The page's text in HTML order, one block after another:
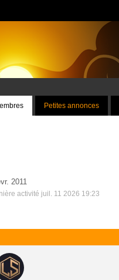
Petites annonces
2011
activité juil. 11 2026 19:23